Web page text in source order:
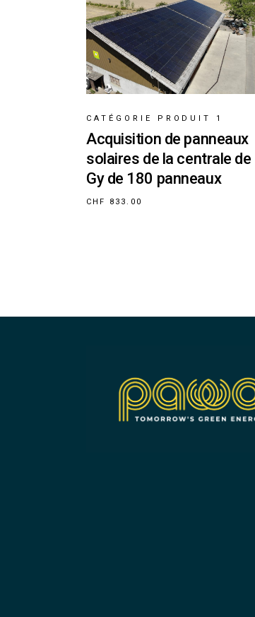
CATÉGORIE PRODUIT 1
Acquisition de panneaux
solaires de la centrale de
Gy de 180 panneaux
CHF 833.00